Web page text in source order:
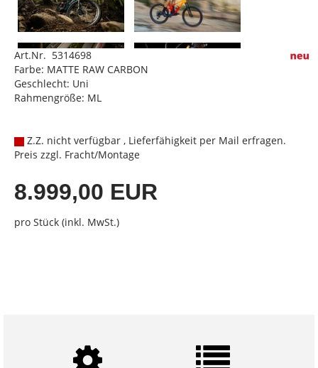
Art.Nr. 5314698
Farbe: MATTE RAW CARBON
Geschlecht: Uni
Rahmengröße: ML
Z.Z. nicht verfügbar , Lieferfähigkeit per Mail erfragen.
Preis zzgl. Fracht/Montage
8.999,00 EUR
pro Stück (inkl. MwSt.)